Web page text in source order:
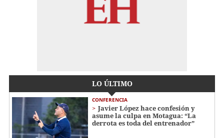
LO ÚLTIMO
CONFERENCIA
Javier López hace confesión y
asume la culpa en Motagua: “La
derrota es toda del entrenador”